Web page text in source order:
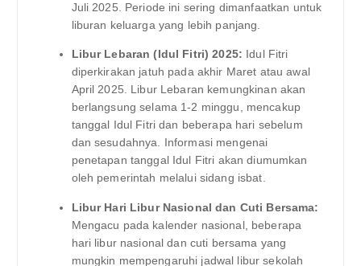
Juli 2025. Periode ini sering dimanfaatkan untuk
liburan keluarga yang lebih panjang.
Libur Lebaran (Idul Fitri) 2025: Idul Fitri
diperkirakan jatuh pada akhir Maret atau awal
April 2025. Libur Lebaran kemungkinan akan
berlangsung selama 1-2 minggu, mencakup
tanggal Idul Fitri dan beberapa hari sebelum
dan sesudahnya. Informasi mengenai
penetapan tanggal Idul Fitri akan diumumkan
oleh pemerintah melalui sidang isbat.
Libur Hari Libur Nasional dan Cuti Bersama:
Mengacu pada kalender nasional, beberapa
hari libur nasional dan cuti bersama yang
mungkin mempengaruhi jadwal libur sekolah